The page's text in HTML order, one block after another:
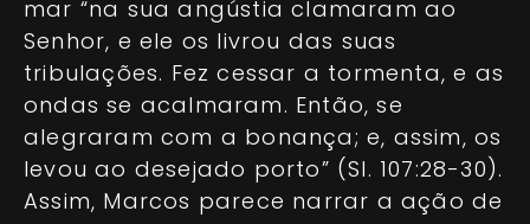
mar “na sua angústia clamaram ao
Senhor, e ele os livrou das suas
tribulações. Fez cessar a tormenta, e as
ondas se acalmaram. Então, se
alegraram com a bonança; e, assim, os
levou ao desejado porto” (Sl. 107:28-30).
Assim, Marcos parece narrar a ação de